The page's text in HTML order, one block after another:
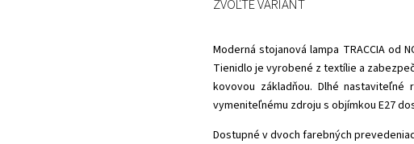
Moderná stojanová lampa TRACCIA od
Tienidlo je vyrobené z textílie a
kovovou základňou. Dlhé nastaviteľné
vymeniteľnému zdroju s objímkou E27
Dostupné v dvoch farebných
ZVOĽTE VARIANT